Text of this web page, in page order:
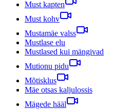
Must kapten
Must kohv
Mustamäe valss
Mustlase elu
Mustlased kui mängivad
Mutionu pidu
Mõtisklus
Mäe otsas kaljulossis
Mägede hääl